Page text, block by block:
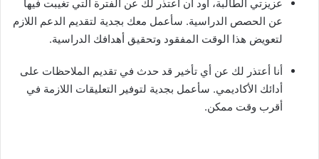
عزيزتي الطالبة، أود أن أعتذر لك عن الفترة التي تغيبت فيها
عن الحصص الدراسية. سأعمل معك بجدية لتقديم الدعم اللازم
لتعويض هذا الوقت المفقود وتحقيق أهدافك الدراسية.
أنا أعتذر لك عن أي تأخير قد حدث في تقديم الملاحظات على
أدائك الأكاديمي. سأعمل بجدية لتوفير التعليقات اللازمة في
أقرب وقت ممكن.